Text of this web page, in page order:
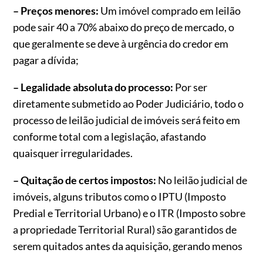
– Preços menores: Um imóvel comprado em leilão
pode sair 40 a 70% abaixo do preço de mercado, o
que geralmente se deve à urgência do credor em
pagar a dívida;
– Legalidade absoluta do processo: Por ser
diretamente submetido ao Poder Judiciário, todo o
processo de leilão judicial de imóveis será feito em
conforme total com a legislação, afastando
quaisquer irregularidades.
– Quitação de certos impostos: No leilão judicial de
imóveis, alguns tributos como o IPTU (Imposto
Predial e Territorial Urbano) e o ITR (Imposto sobre
a propriedade Territorial Rural) são garantidos de
serem quitados antes da aquisição, gerando menos